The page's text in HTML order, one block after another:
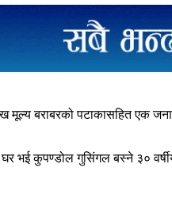
मूल्य बराबरको पटाकासहित एक
घर भई कुपण्डोल गुसिंगल बस्ने ३०